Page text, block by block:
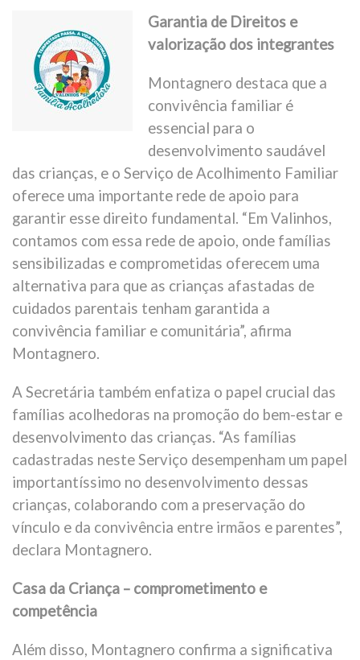
Garantia de Direitos e
valorização dos integrantes
Montagnero destaca que a
convivência familiar é
essencial para o
desenvolvimento saudável
das crianças, e o Serviço de Acolhimento Familiar
oferece uma importante rede de apoio para
garantir esse direito fundamental. “Em Valinhos,
contamos com essa rede de apoio, onde famílias
sensibilizadas e comprometidas oferecem uma
alternativa para que as crianças afastadas de
cuidados parentais tenham garantida a
convivência familiar e comunitária”, afirma
Montagnero.
A Secretária também enfatiza o papel crucial das
famílias acolhedoras na promoção do bem-estar e
desenvolvimento das crianças. “As famílias
cadastradas neste Serviço desempenham um papel
importantíssimo no desenvolvimento dessas
crianças, colaborando com a preservação do
vínculo e da convivência entre irmãos e parentes”,
declara Montagnero.
Casa da Criança – comprometimento e
competência
Além disso, Montagnero confirma a significativa